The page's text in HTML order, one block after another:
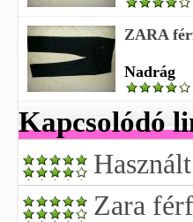
ZARA
Nadrág
Kapcsolódó
Zara